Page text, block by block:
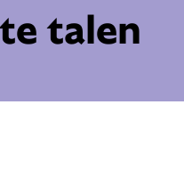
talen